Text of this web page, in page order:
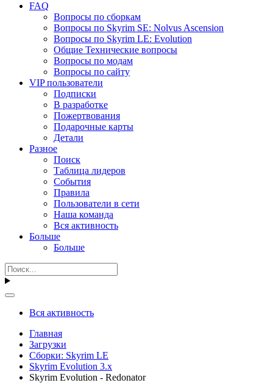
FAQ
Вопросы по сборкам
Вопросы по Skyrim SE: Nolvus Ascension
Вопросы по Skyrim LE: Evolution
Общие Технические вопросы
Вопросы по модам
Вопросы по сайту
VIP пользователи
Подписки
В разработке
Пожертвования
Подарочные карты
Детали
Разное
Поиск
Таблица лидеров
События
Правила
Пользователи в сети
Наша команда
Вся активность
Больше
Больше
Вся активность
Главная
Загрузки
Сборки: Skyrim LE
Skyrim Evolution 3.x
Skyrim Evolution - Redonator